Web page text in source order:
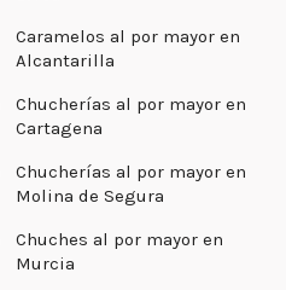
Caramelos al por mayor en
Alcantarilla
Chucherías al por mayor en
Cartagena
Chucherías al por mayor en
Molina de Segura
Chuches al por mayor en
Murcia